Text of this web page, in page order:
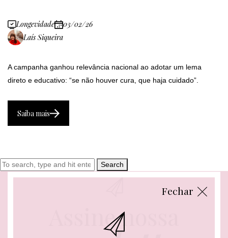
Longevidade
03/02/26
Laís Siqueira
A campanha ganhou relevância nacional ao adotar um lema
direto e educativo: “se não houver cura, que haja cuidado”.
Saiba mais
Search
Assine nossa
Fechar